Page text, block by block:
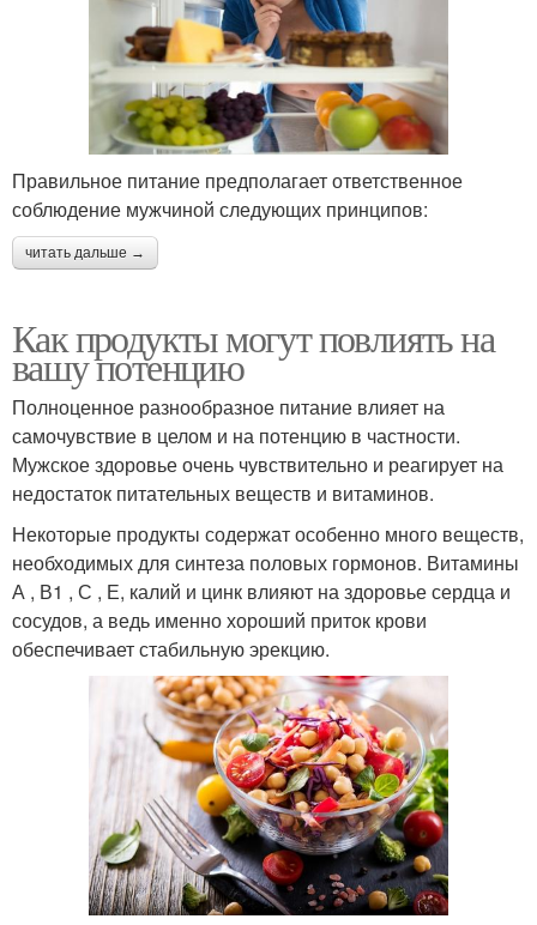
Правильное питание предполагает ответственное
соблюдение мужчиной следующих принципов:
читать дальше →
Как продукты могут повлиять на
вашу потенцию
Полноценное разнообразное питание влияет на
самочувствие в целом и на потенцию в частности.
Мужское здоровье очень чувствительно и реагирует на
недостаток питательных веществ и витаминов.
Некоторые продукты содержат особенно много веществ,
необходимых для синтеза половых гормонов. Витамины
А , В1 , С , Е, калий и цинк влияют на здоровье сердца и
сосудов, а ведь именно хороший приток крови
обеспечивает стабильную эрекцию.